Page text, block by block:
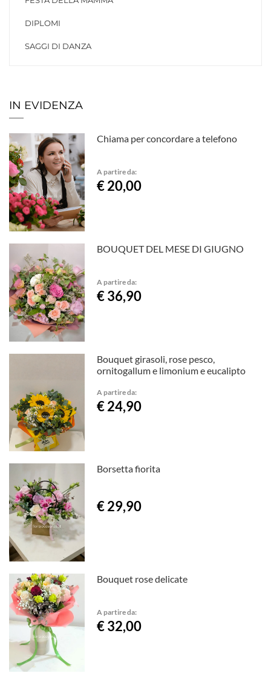
DIPLOMI
SAGGI DI DANZA
IN EVIDENZA
Chiama per concordare a telefono
A partire da:
€ 20,00
BOUQUET DEL MESE DI GIUGNO
A partire da:
€ 36,90
Bouquet girasoli, rose pesco,
ornitogallum e limonium e eucalipto
A partire da:
€ 24,90
Borsetta fiorita
€ 29,90
Bouquet rose delicate
A partire da:
€ 32,00